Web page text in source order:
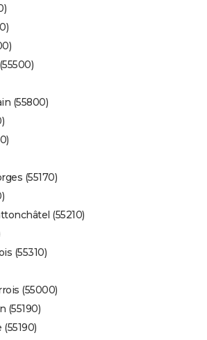
(55800)
(55170)
(55210)
(55310)
(55000)
(55190)